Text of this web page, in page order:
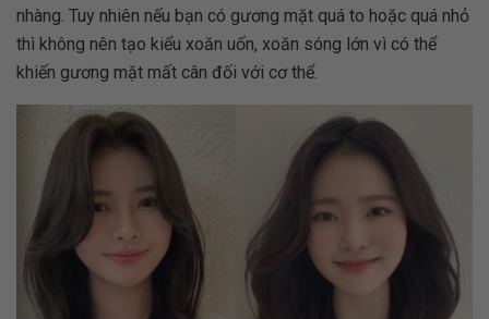
nhàng. Tuy nhiên nếu bạn có gương mặt quá to hoặc quá nhỏ
thì không nên tạo kiểu xoăn uốn, xoăn sóng lớn vì có thể
khiến gương mặt mất cân đối với cơ thể.